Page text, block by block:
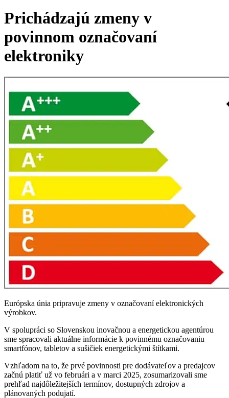
Prichádzajú zmeny v
povinnom označovaní
elektroniky
Európska únia pripravuje zmeny v označovaní elektronických
výrobkov.
V spolupráci so Slovenskou inovačnou a energetickou agentúrou
sme spracovali aktuálne informácie k povinnému označovaniu
smartfónov, tabletov a sušičiek energetickými štítkami.
Vzhľadom na to, že prvé povinnosti pre dodávateľov a predajcov
začnú platiť už vo februári a v marci 2025, zosumarizovali sme
prehľad najdôležitejších termínov, dostupných zdrojov a
plánovaných podujatí.